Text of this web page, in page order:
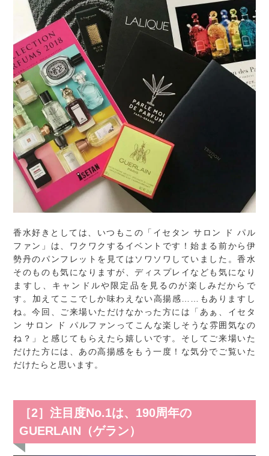
香水好きとしては、いつもこの「イセタン サロン ド パル
ファン」は、ワクワクするイベントです！始まる前から伊
勢丹のパンフレットを見てはソワソワしていました。香水
そのものも気になりますが、ディスプレイなども気になり
ますし、キャンドルや限定品を見るのが楽しみだからで
す。加えてここでしか味わえない高揚感……もありますし
ね。今回、ご来場いただけなかった方には「あぁ、イセタ
ン サロン ド パルファンってこんな楽しそうな雰囲気なの
ね？」と感じてもらえたら嬉しいです。そしてご来場いた
だけた方には、あの高揚感をもう一度！な気分でご覧いた
だけたらと思います。
［2］注目度No.1は、190周年の
GUERLAIN（ゲラン）